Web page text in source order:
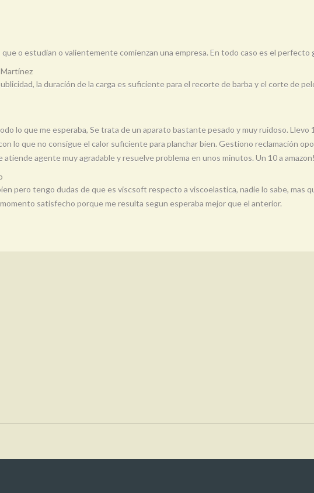
o estudian o valientemente comienzan una empresa. En todo caso es el perfecto
la duración de la carga es suficiente para el recorte de barba y el corte de
lo que me esperaba, Se trata de un aparato bastante pesado y muy ruidoso. Llevo
lo que no consigue el calor suficiente para planchar bien. Gestiono reclamación
atiende agente muy agradable y resuelve problema en unos minutos. Un 10 a amazon!
pero tengo dudas de que es viscsoft respecto a viscoelastica, nadie lo sabe, mas
satisfecho porque me resulta segun esperaba mejor que el anterior.